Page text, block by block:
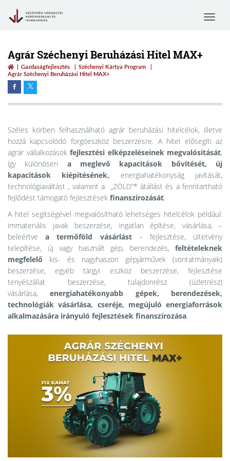
Toggle
Agrár Széchenyi Beruházási Hitel MAX+
Gazdaságfejlesztés
Széchenyi Kártya Program
Agrár Széchenyi Beruházási Hitel MAX+
Széles körben felhasználható agrár beruházási hitelcélok, illetve
hozzá kapcsolódó forgóeszköz beszerzésre. A hitel elősegíti az
agrár vállalkozásokfejlesztési elképzeléseinek megvalósítását,
így különösen a meglevő kapacitások bővítését, új
kapacitások kiépítésének, energiahatékonyság javítását,
technológiaváltást , valamint a „ZÖLD”* átállást és a fenntartható
fejlődést támogató fejlesztések finanszírozását.
A hitel segítségével megvalósítható lehetséges hitelcélok például:
immateriális javak beszerzése, ingatlan építése, vásárlása, –
beleértvea termőföld vásárlást– fejlesztése, ültetvény
telepítése, új vagy használt gép, berendezés, feltételeknek
megfelelő kis- és nagyhaszon gépjárművek (vontatmányaik)
beszerzése, egyéb tárgyi eszköz beszerzése, fejlesztése
tenyészállat beszerzése, tulajdonrész (üzletrész)
vásárlása,energiahatékonyabb gépek, berendezések,
technológiák vásárlása, cseréje, megújuló energiaforrások
alkalmazására irányuló fejlesztések finanszírozása.